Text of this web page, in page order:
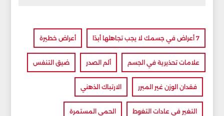
7 أعراض في جسمك لا يجب تجاهلها أبدًا أعراض خطيرة
علامات تحذيرية في الجسم ألم الصدر ضيق التنفس
فقدان الوزن غير المبرر الارتباك الذهني
التغير في عادات التغوط الحمى المستمرة